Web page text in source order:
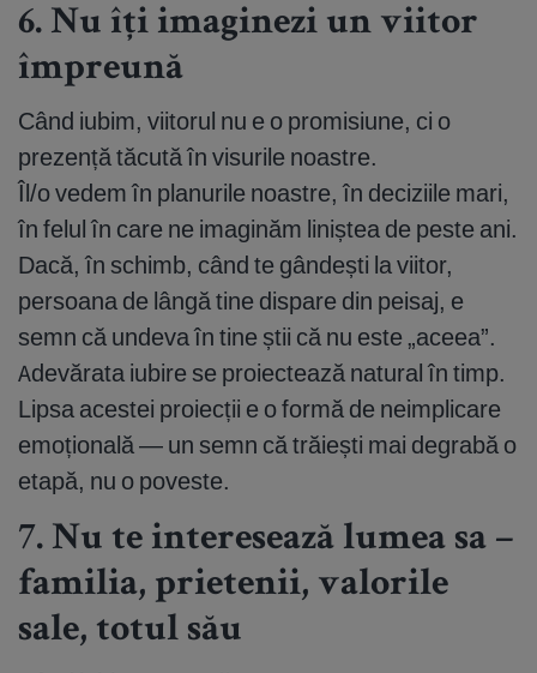
6. Nu îți imaginezi un viitor
împreună
Când iubim, viitorul nu e o promisiune, ci o
prezență tăcută în visurile noastre.
Îl/o vedem în planurile noastre, în deciziile mari,
în felul în care ne imaginăm liniștea de peste ani.
Dacă, în schimb, când te gândești la viitor,
persoana de lângă tine dispare din peisaj, e
semn că undeva în tine știi că nu este „aceea”.
Adevărata iubire se proiectează natural în timp.
Lipsa acestei proiecții e o formă de neimplicare
emoțională — un semn că trăiești mai degrabă o
etapă, nu o poveste.
7. Nu te interesează lumea sa –
familia, prietenii, valorile
sale, totul său